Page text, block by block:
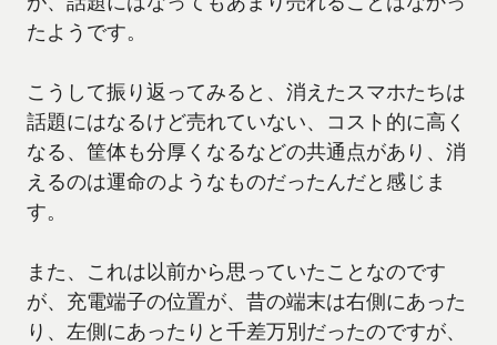
たようです。
こうして振り返ってみると、消えたスマホたちは
話題にはなるけど売れていない、コスト的に高く
なる、筐体も分厚くなるなどの共通点があり、消
えるのは運命のようなものだったんだと感じま
す。
また、これは以前から思っていたことなのです
が、充電端子の位置が、昔の端末は右側にあった
り、左側にあったりと千差万別だったのですが、